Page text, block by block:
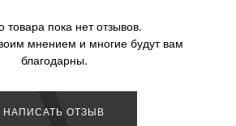
товара пока нет отзывов.
мнением и многие будут вам
благодарны.
НАПИСАТЬ ОТЗЫВ